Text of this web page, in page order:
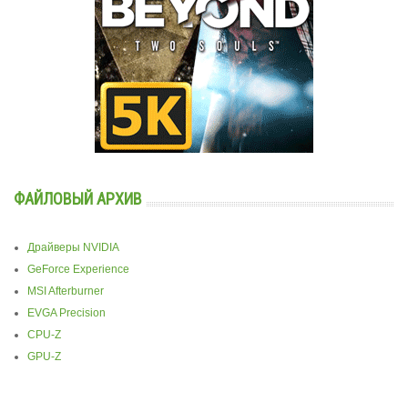
ФАЙЛОВЫЙ АРХИВ
Драйверы NVIDIA
GeForce Experience
MSI Afterburner
EVGA Precision
CPU-Z
GPU-Z